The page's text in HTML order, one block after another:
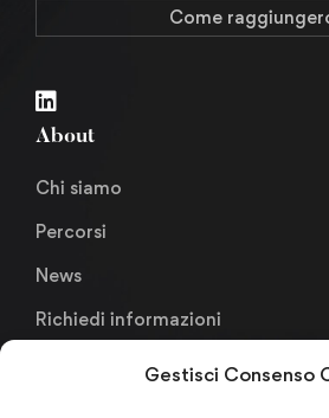
Gestisci Consenso
Come
About
Chi siamo
Percorsi
News
Richiedi informazioni